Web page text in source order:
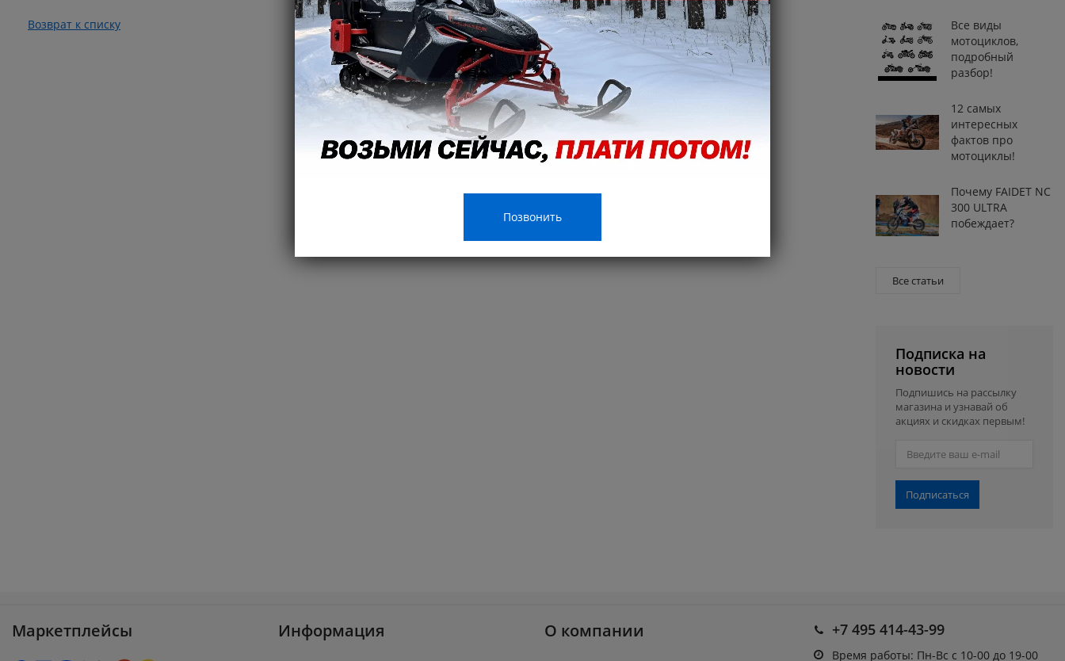
Возврат к списку
Все виды
мотоциклов,
подробный
разбор!
12 самых
интересных
фактов про
мотоциклы!
Почему FAIDET NC
300 ULTRA
побеждает?
Все статьи
Подписка на
новости
Подпишись на рассылку
магазина и узнавай об
акциях и скидках первым!
Подписаться
Маркетплейсы Информация О компании +7 495 414-43-99
Время работы: Пн-Вс с 10-00 до 19-00
Позвонить